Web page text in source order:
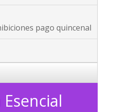
pago quincenal
Esencial